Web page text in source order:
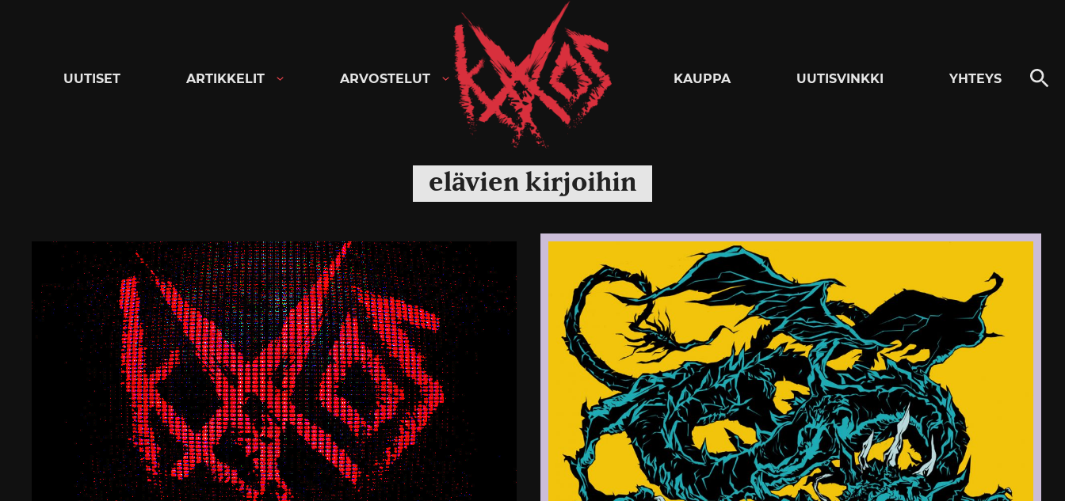
Kaaoszine
UUTISET ARTIKKELIT ARVOSTELUT KAUPPA UUTISVINKKI YHTEYS
elävien kirjoihin